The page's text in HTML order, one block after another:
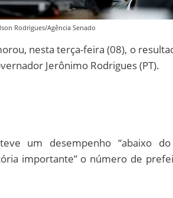
Rodrigues/Agência Senado
nesta terça-feira (08), o
Jerônimo Rodrigues (PT).
um desempenho “abaixo do
importante” o número de